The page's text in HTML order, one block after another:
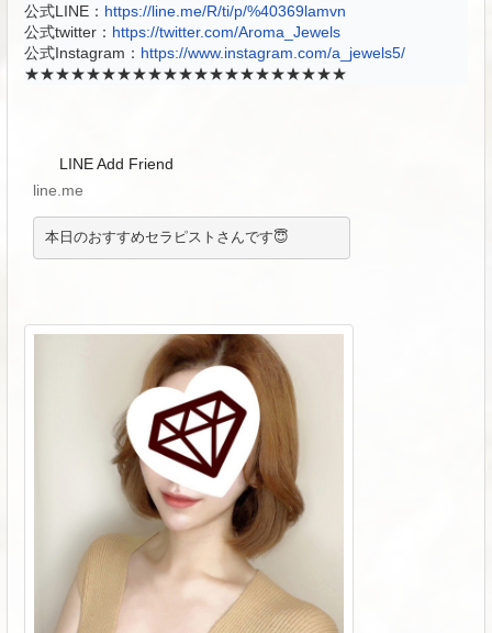
公式LINE： https://line.me/R/ti/p/%40369lamvn
公式twitter： https://twitter.com/Aroma_Jewels
公式Instagram： https://www.instagram.com/a_jewels5/
★★★★★★★★★★★★★★★★★★★★★
LINE Add Friend
line.me
本日のおすすめセラピストさんです😇